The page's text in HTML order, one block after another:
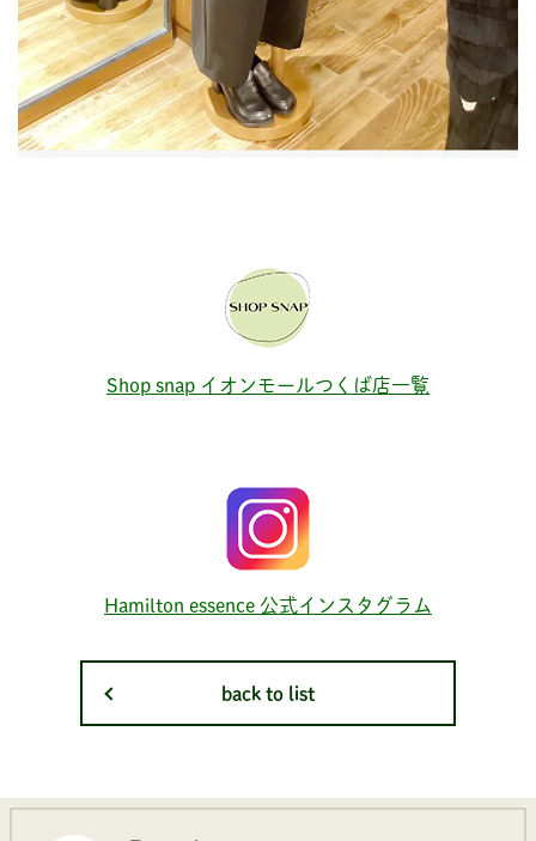
Shop snap イオンモールつくば店一覧
Hamilton essence 公式インスタグラム
back to list